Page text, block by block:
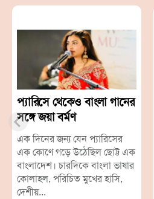
প্যারিসে থেকেও বাংলা গানের
সঙ্গে জয়া বর্মণ
এক দিনের জন্য যেন প্যারিসের
এক কোণে গড়ে উঠেছিল ছোট্ট এক
বাংলাদেশ। চারদিকে বাংলা ভাষার
কোলাহল, পরিচিত মুখের হাসি,
দেশীয়...